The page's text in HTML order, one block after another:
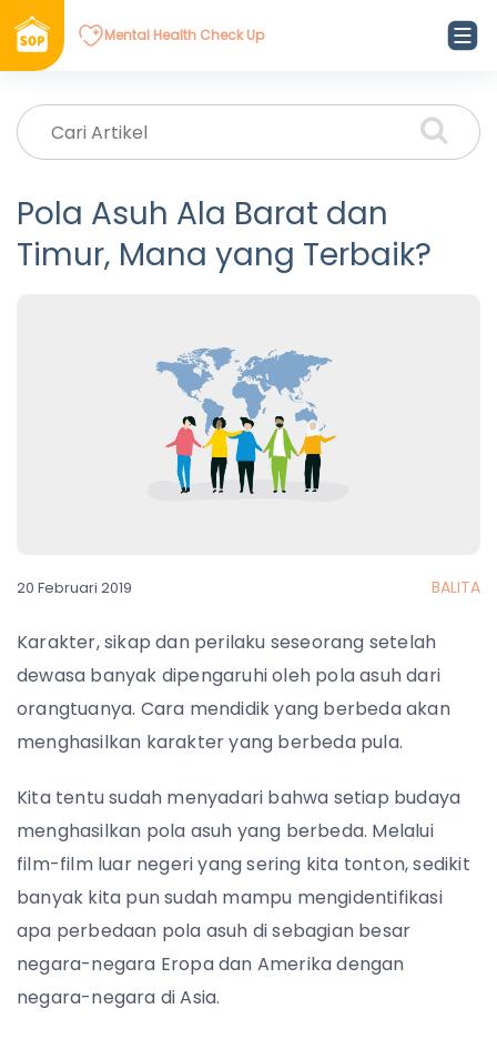
Mental Health Check Up
Pola Asuh Ala Barat dan
Timur, Mana yang Terbaik?
20 Februari 2019 BALITA
Karakter, sikap dan perilaku seseorang setelah
dewasa banyak dipengaruhi oleh pola asuh dari
orangtuanya. Cara mendidik yang berbeda akan
menghasilkan karakter yang berbeda pula.
Kita tentu sudah menyadari bahwa setiap budaya
menghasilkan pola asuh yang berbeda. Melalui
film-film luar negeri yang sering kita tonton, sedikit
banyak kita pun sudah mampu mengidentifikasi
apa perbedaan pola asuh di sebagian besar
negara-negara Eropa dan Amerika dengan
negara-negara di Asia.